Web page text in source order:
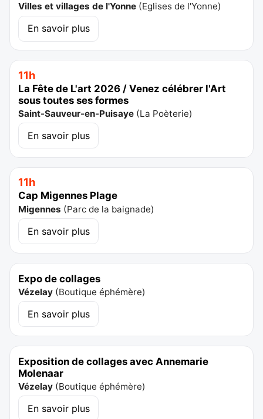
Villes et villages de l'Yonne (Eglises de l'Yonne)
En savoir plus
11h
La Fête de L'art 2026 / Venez célébrer l'Art
sous toutes ses formes
Saint-Sauveur-en-Puisaye (La Poèterie)
En savoir plus
11h
Cap Migennes Plage
Migennes (Parc de la baignade)
En savoir plus
Expo de collages
Vézelay (Boutique éphémère)
En savoir plus
Exposition de collages avec Annemarie
Molenaar
Vézelay (Boutique éphémère)
En savoir plus